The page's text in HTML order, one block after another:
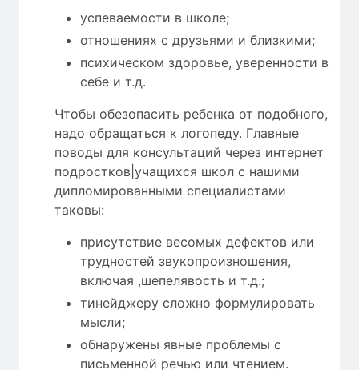
успеваемости в школе;
отношениях с друзьями и близкими;
психическом здоровье, уверенности в
себе и т.д.
Чтобы обезопасить ребенка от подобного,
надо обращаться к логопеду. Главные
поводы для консультаций через интернет
подростков|учащихся школ с нашими
дипломированными специалистами
таковы:
присутствие весомых дефектов или
трудностей звукопроизношения,
включая ,шепелявость и т.д.;
тинейджеру сложно формулировать
мысли;
обнаружены явные проблемы с
письменной речью или чтением.